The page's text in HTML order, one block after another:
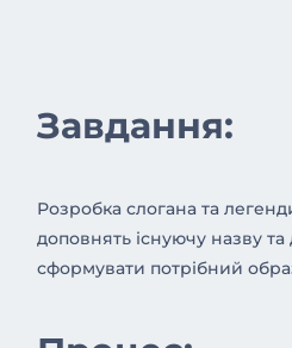
Завдання:
Розробка слогана та
доповнять існуючу назву
сформувати потрібний